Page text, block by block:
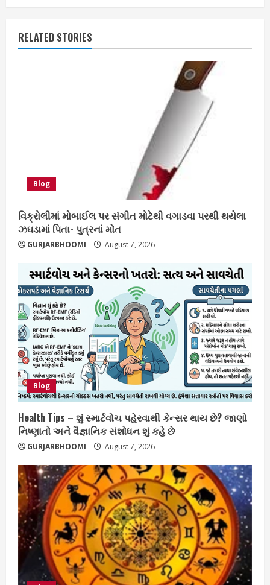
RELATED STORIES
Blog
વિક્રોલીમાં મોબાઈલ પર સંગીત મોટેથી વગાડવા પરથી થયેલા
ઝઘડામાં પિતા- પુત્રનાં મોત
GURJARBHOOMI August 7, 2026
Blog
Health Tips – શું સ્માર્ટવોચ પહેરવાથી કેન્સર થાય છે? જાણો
નિષ્ણાતો અને વૈજ્ઞાનિક સંશોધન શું કહે છે
GURJARBHOOMI August 7, 2026